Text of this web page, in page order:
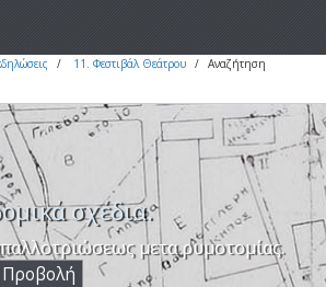
11. Φεστιβάλ Θεάτρου Αναζήτηση
σχέδια.
μετα ρυμοτομίας.
Προβολή